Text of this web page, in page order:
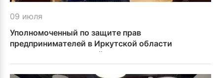
09 июля
Уполномоченный по защите прав
предпринимателей в Иркутской области
представил ежегодный доклад в
Законодательном Собрании региона